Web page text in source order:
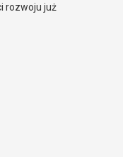
rozwoju już